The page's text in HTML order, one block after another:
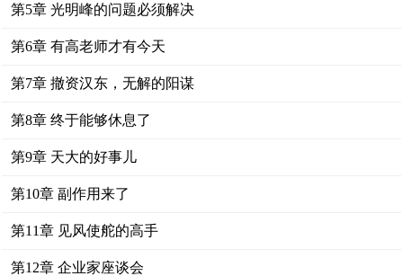
第5章 光明峰的问题必须解决
第6章 有高老师才有今天
第7章 撤资汉东，无解的阳谋
第8章 终于能够休息了
第9章 天大的好事儿
第10章 副作用来了
第11章 见风使舵的高手
第12章 企业家座谈会